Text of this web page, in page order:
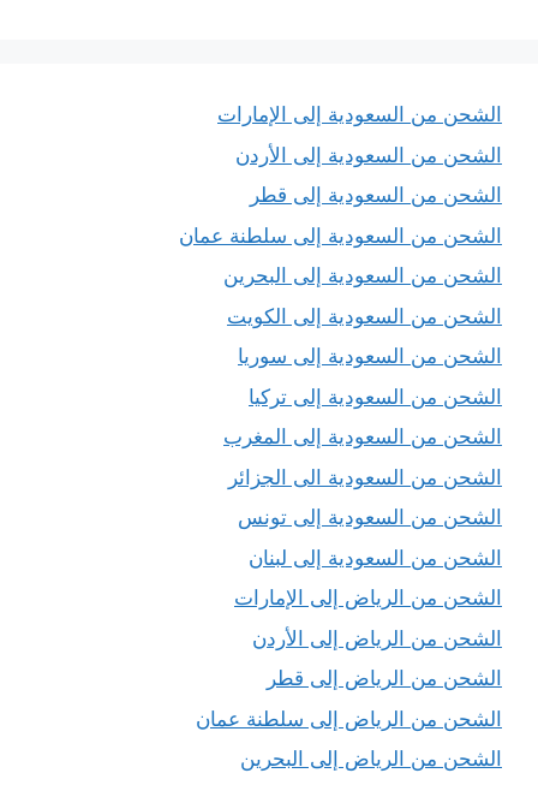
الشحن من السعودية إلى الإمارات
الشحن من السعودية إلى الأردن
الشحن من السعودية إلى قطر
الشحن من السعودية إلى سلطنة عمان
الشحن من السعودية إلى البحرين
الشحن من السعودية إلى الكويت
الشحن من السعودية إلى سوريا
الشحن من السعودية إلى تركيا
الشحن من السعودية إلى المغرب
الشحن من السعودية الى الجزائر
الشحن من السعودية إلى تونس
الشحن من السعودية إلى لبنان
الشحن من الرياض إلى الإمارات
الشحن من الرياض إلى الأردن
الشحن من الرياض إلى قطر
الشحن من الرياض إلى سلطنة عمان
الشحن من الرياض إلى البحرين